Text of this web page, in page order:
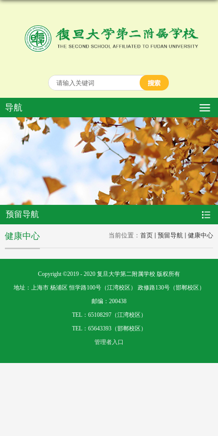
导航
预留导航
当前位置： 首页 预留导航 健康中心
健康中心
Copyright ©2019 - 2020 复旦大学第二附属学校 版权所有
地址：上海市 杨浦区 恒学路100号（江湾校区） 政修路130号（邯郸校区）
邮编：200438
TEL：65108297（江湾校区）
TEL：65643393（邯郸校区）
管理者入口